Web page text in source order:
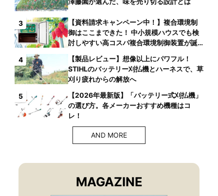
3
【資料請求キャンペーン中！】複合環境制
御はここまできた！ 中小規模ハウスでも検
討しやすい高コスパ複合環境制御装置が誕
4
【製品レビュー】想像以上にパワフル！
STIHLのバッテリー刈払機とハーネスで、草
刈り疲れからの解放へ
5
【2026年最新版】「バッテリー式刈払機」
の選び方。各メーカーおすすめ機種はコ
レ！
AND MORE
MAGAZINE